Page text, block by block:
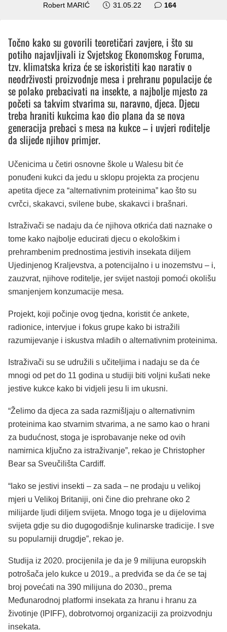
Robert MARIĆ 31.05.22 164komentara
Točno kako su govorili teoretičari zavjere, i što su
potiho najavljivali iz Svjetskog Ekonomskog Foruma,
tzv. klimatska kriza će se iskoristiti kao narativ o
neodrživosti proizvodnje mesa i prehranu populacije će
se polako prebacivati na insekte, a najbolje mjesto za
početi sa takvim stvarima su, naravno, djeca. Djecu
treba hraniti kukcima kao dio plana da se nova
generacija prebaci s mesa na kukce – i uvjeri roditelje
da slijede njihov primjer.
Učenicima u četiri osnovne škole u Walesu bit će
ponuđeni kukci da jedu u sklopu projekta za procjenu
apetita djece za “alternativnim proteinima” kao što su
cvrčci, skakavci, svilene bube, skakavci i brašnari.
Istraživači se nadaju da će njihova otkrića dati naznake o
tome kako najbolje educirati djecu o ekološkim i
prehrambenim prednostima jestivih insekata diljem
Ujedinjenog Kraljevstva, a potencijalno i u inozemstvu – i,
zauzvrat, njihove roditelje, jer svijet nastoji pomoći okolišu
smanjenjem konzumacije mesa.
Projekt, koji počinje ovog tjedna, koristit će ankete,
radionice, intervjue i fokus grupe kako bi istražili
razumijevanje i iskustva mladih o alternativnim proteinima.
Istraživači su se udružili s učiteljima i nadaju se da će
mnogi od pet do 11 godina u studiji biti voljni kušati neke
jestive kukce kako bi vidjeli jesu li im ukusni.
“Želimo da djeca za sada razmišljaju o alternativnim
proteinima kao stvarnim stvarima, a ne samo kao o hrani
za budućnost, stoga je isprobavanje neke od ovih
namirnica ključno za istraživanje”, rekao je Christopher
Bear sa Sveučilišta Cardiff.
“Iako se jestivi insekti – za sada – ne prodaju u velikoj
mjeri u Velikoj Britaniji, oni čine dio prehrane oko 2
milijarde ljudi diljem svijeta. Mnogo toga je u dijelovima
svijeta gdje su dio dugogodišnje kulinarske tradicije. I sve
su popularniji drugdje”, rekao je.
Studija iz 2020. procijenila je da je 9 milijuna europskih
potrošača jelo kukce u 2019., a predviđa se da će se taj
broj povećati na 390 milijuna do 2030., prema
Međunarodnoj platformi insekata za hranu i hranu za
životinje (IPIFF), dobrotvornoj organizaciji za proizvodnju
insekata.